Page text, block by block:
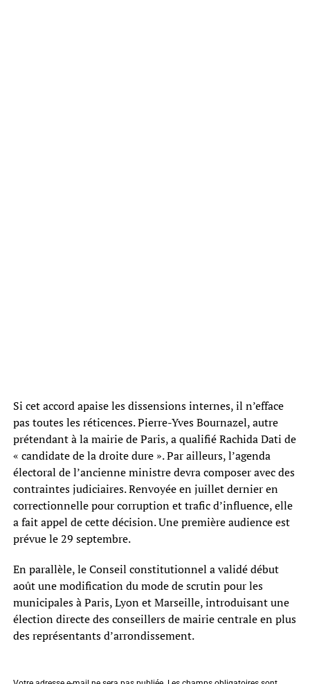
Si cet accord apaise les dissensions internes, il n’efface
pas toutes les réticences. Pierre-Yves Bournazel, autre
prétendant à la mairie de Paris, a qualifié Rachida Dati de
« candidate de la droite dure ». Par ailleurs, l’agenda
électoral de l’ancienne ministre devra composer avec des
contraintes judiciaires. Renvoyée en juillet dernier en
correctionnelle pour corruption et trafic d’influence, elle
a fait appel de cette décision. Une première audience est
prévue le 29 septembre.
En parallèle, le Conseil constitutionnel a validé début
août une modification du mode de scrutin pour les
municipales à Paris, Lyon et Marseille, introduisant une
élection directe des conseillers de mairie centrale en plus
des représentants d’arrondissement.